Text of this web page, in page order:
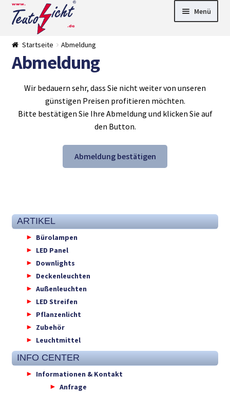
Zur
Navigation
springen
Springe
zum
Menü
ten
Außenleucht
en
► LED
Streifen
► Zubehör
►
Startseite Abmeldung
Abmeldung
Wir bedauern sehr, dass Sie nicht weiter von unseren
günstigen Preisen profitieren möchten.
Bitte bestätigen Sie Ihre Abmeldung und klicken Sie auf
den Button.
Abmeldung bestätigen
ARTIKEL
Bürolampen
LED Panel
Downlights
Deckenleuchten
Außenleuchten
LED Streifen
Pflanzenlicht
Zubehör
Leuchtmittel
INFO CENTER
Informationen & Kontakt
Anfrage